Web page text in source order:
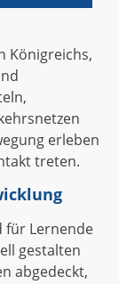
Königreichs,
erleben
treten.
für Lernende
gestalten
abgedeckt,